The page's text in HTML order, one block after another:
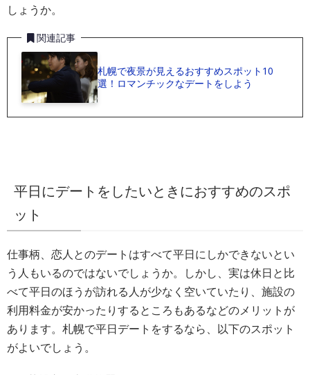
しょうか。
関連記事
札幌で夜景が見えるおすすめスポット10
選！ロマンチックなデートをしよう
平日にデートをしたいときにおすすめのスポ
ット
仕事柄、恋人とのデートはすべて平日にしかできないとい
う人もいるのではないでしょうか。しかし、実は休日と比
べて平日のほうが訪れる人が少なく空いていたり、施設の
利用料金が安かったりするところもあるなどのメリットが
あります。札幌で平日デートをするなら、以下のスポット
がよいでしょう。